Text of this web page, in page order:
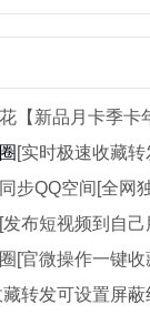
【新品月卡季卡
[实时极速收藏
步QQ空间[全网
布短视频到自己
[官微操作一键
转发可设置屏蔽